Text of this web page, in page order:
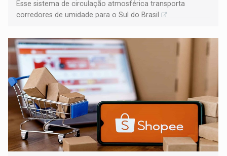
Esse sistema de circulação atmosférica transporta
corredores de umidade para o Sul do Brasil